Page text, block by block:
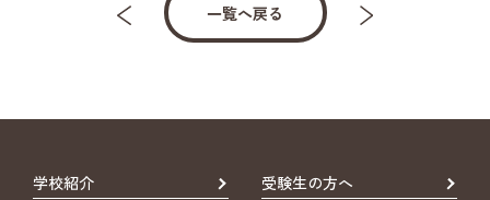
一覧へ戻る
学校紹介 受験生の方へ